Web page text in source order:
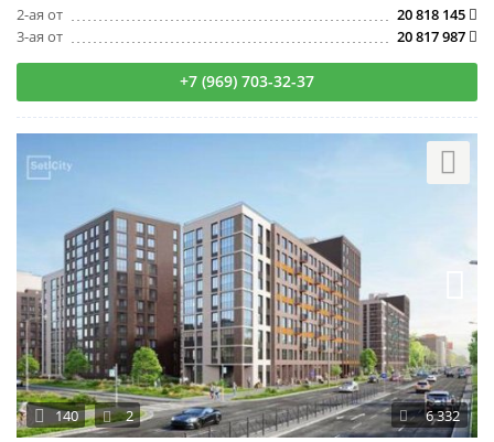
2-ая от
20 818 145
3-ая от
20 817 987
+7 (969) 703-32-37
6 332
140 2